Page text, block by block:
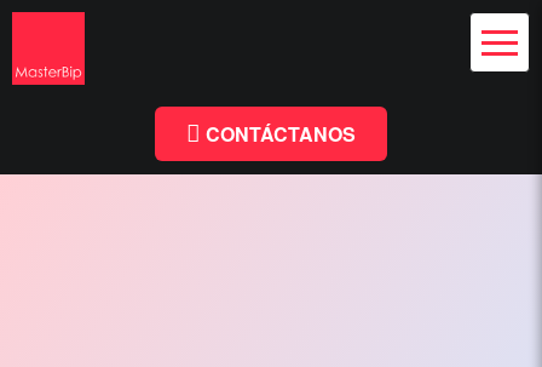
Diseño Web
Web
-
CONTÁCTANOS